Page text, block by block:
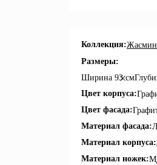
Коллекция:Жасмин
Размеры:
Ширина 93 см
Цвет корпуса:
Цвет фасада:
Материал фасада:
Материал корпуса:
Материал ножек: